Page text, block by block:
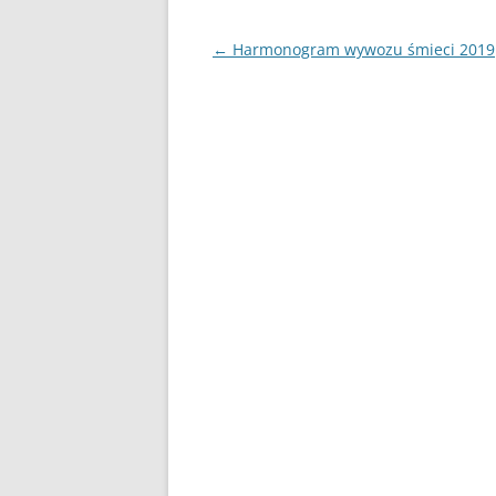
Nawigacja
← Harmonogram wywozu śmieci 2019